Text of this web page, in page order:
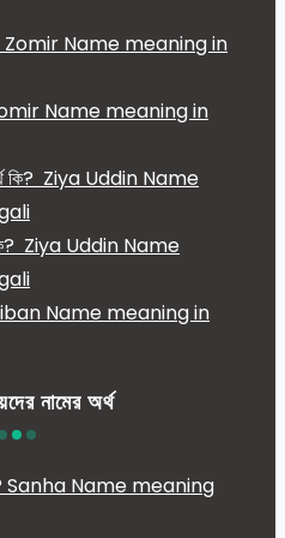
Zomir Name meaning in
কি? Ziya Uddin Name
Jiban Name meaning in
নামের অর্থ